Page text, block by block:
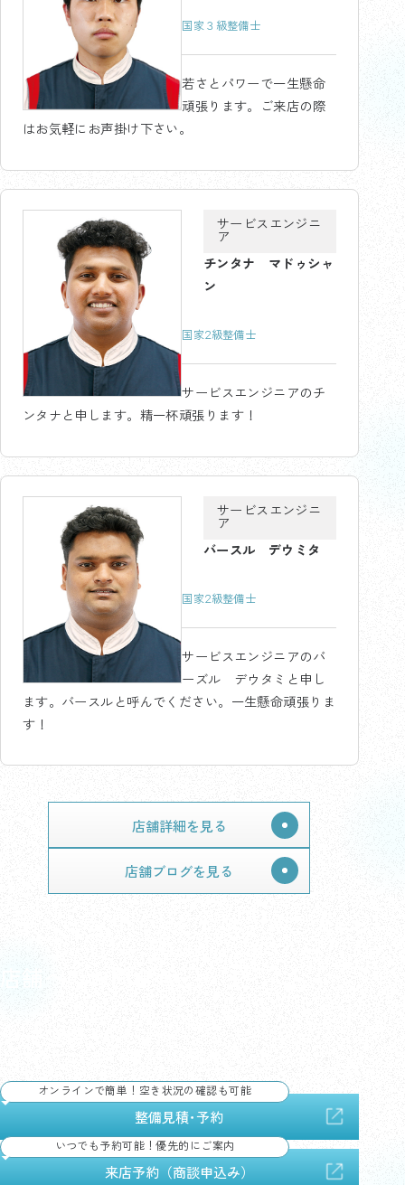
国家３級整備士
若さとパワーで一生懸命
頑張ります。ご来店の際
はお気軽にお声掛け下さい。
サービスエンジニ
ア
チンタナ マドゥシャ
ン
国家2級整備士
サービスエンジニアのチ
ンタナと申します。精一杯頑張ります！
サービスエンジニ
ア
バースル デウミタ
国家2級整備士
サービスエンジニアのバ
ーズル デウタミと申し
ます。バースルと呼んでください。一生懸命頑張りま
す！
店舗詳細を見る
店舗ブログを見る
オンラインで簡単！空き状況の確認も可能
整備見積･予約
いつでも予約可能！優先的にご案内
来店予約（商談申込み）